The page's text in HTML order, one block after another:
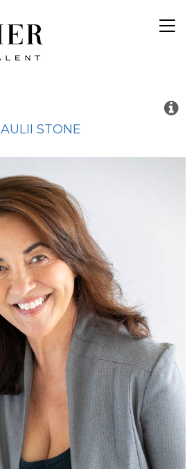
AULII STONE